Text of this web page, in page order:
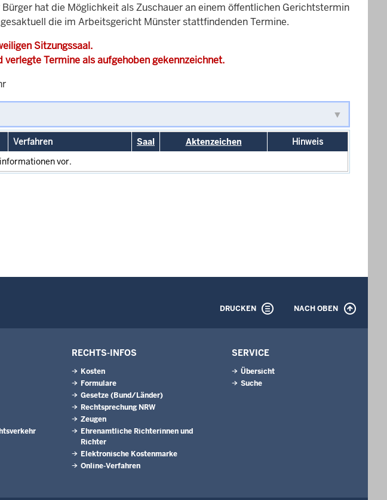
hat die Möglichkeit als Zuschauer an einem öffentlichen Gerichtstermin
die im Arbeitsgericht Münster stattfindenden Termine.
Sitzungssaal.
Termine als aufgehoben gekennzeichnet.
Verfahren Saal Aktenzeichen
Hinweis
vor.
DRUCKEN NACH OBEN
RECHTS-INFOS
Kosten
Formulare
Gesetze (Bund/Länder)
Rechtsprechung NRW
Zeugen
Ehrenamtliche Richterinnen und
Richter
Elektronische Kostenmarke
Online-Verfahren
SERVICE
Übersicht
Suche